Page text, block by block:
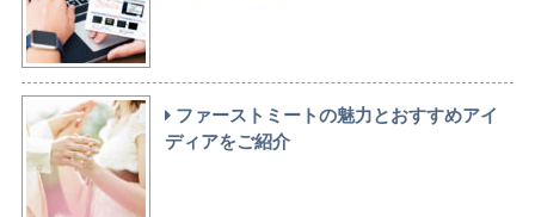
ファーストミートの魅力とおすすめアイ
ディアをご紹介